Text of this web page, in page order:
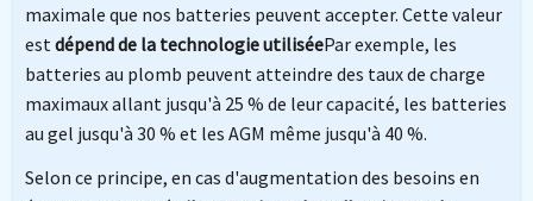
maximale que nos batteries peuvent accepter. Cette valeur
est dépend de la technologie utiliséePar exemple, les
batteries au plomb peuvent atteindre des taux de charge
maximaux allant jusqu'à 25 % de leur capacité, les batteries
au gel jusqu'à 30 % et les AGM même jusqu'à 40 %.
Selon ce principe, en cas d'augmentation des besoins en